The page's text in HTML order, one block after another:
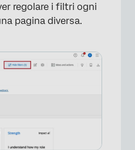
regolare i filtri ogni
pagina diversa.